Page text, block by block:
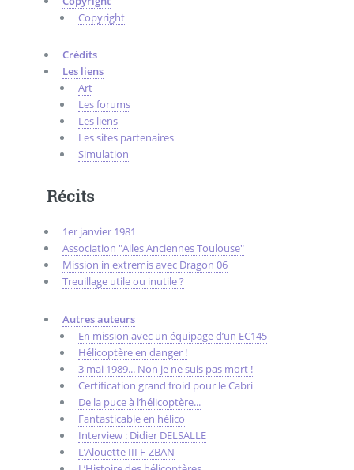
Copyright
Crédits
Les liens
Art
Les forums
Les liens
Les sites partenaires
Simulation
Récits
1er janvier 1981
Association "Ailes Anciennes Toulouse"
Mission in extremis avec Dragon 06
Treuillage utile ou inutile ?
Autres auteurs
En mission avec un équipage d’un EC145
Hélicoptère en danger !
3 mai 1989... Non je ne suis pas mort !
Certification grand froid pour le Cabri
De la puce à l’hélicoptère...
Fantasticable en hélico
Interview : Didier DELSALLE
L’Alouette III F-ZBAN